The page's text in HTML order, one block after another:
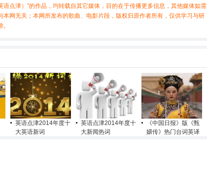
点津）”的作品，均转载自其它媒体，目的在于传播更多信息，其他媒体如需
网无关；本网所发布的歌曲、电影片段，版权归原作者所有，仅供学习与研
英语点津2014年度十
大英语新词
英语点津2014年度十
大新闻热词
《中国日报》版《甄
嬛传》热门台词英译